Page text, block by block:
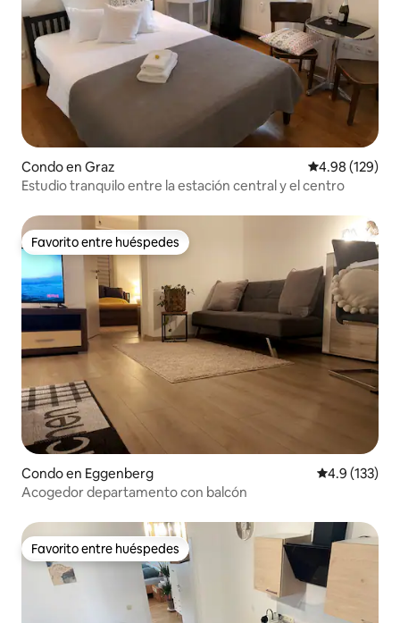
Condo en Graz Calificación
4.98 (129)
Estudio tranquilo entre la estación central y el centro
Favorito entre huéspedes
Favorito entre huéspedes
Condo en Eggenberg Calificación
4.9 (133)
Acogedor departamento con balcón
Favorito entre huéspedes
Favorito entre huéspedes